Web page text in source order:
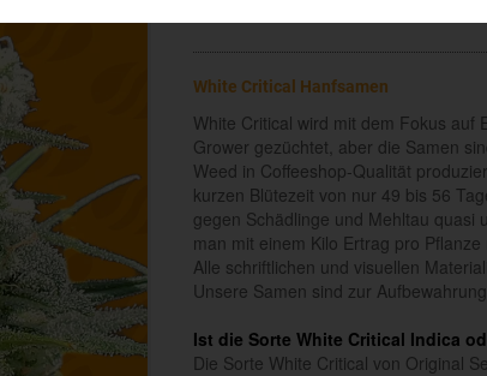
White Critical Hanfsamen
White Critical wird mit dem Fokus auf
Grower gezüchtet, aber die Samen
Weed in Coffeeshop-Qualität
kurzen Blütezeit von nur 49 bis 56
gegen Schädlinge und Mehltau quasi
man mit einem Kilo Ertrag pro Pflanze
Alle schriftlichen und visuellen
Unsere Samen sind zur
Ist die Sorte White Critical Indica
Die Sorte White Critical von Original